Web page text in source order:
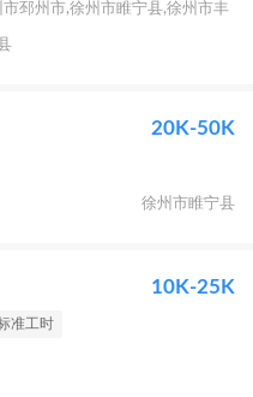
邳州市,徐州市睢宁县,徐州市丰
20K-50K
徐州市睢宁县
10K-25K
准工时